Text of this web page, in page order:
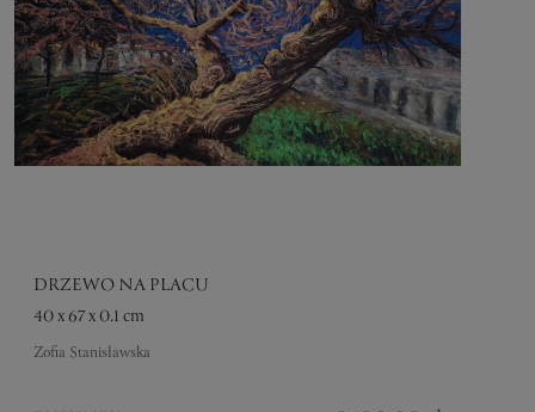
DRZEWO NA PLACU
40 x 67 x 0.1 cm
Zofia Stanisławska